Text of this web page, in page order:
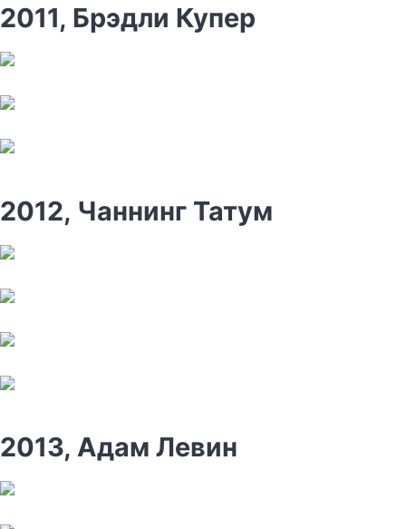
2011, Брэдли Купер
2012, Чаннинг Татум
2013, Адам Левин